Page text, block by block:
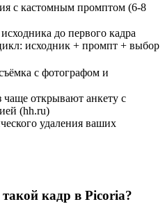
с кастомным промптом (6-8
до первого кадра
исходник + промпт + выбор
с фотографом и
чаще открывают анкету с
(hh.ru)
удаления ваших
кадр в Picoria?